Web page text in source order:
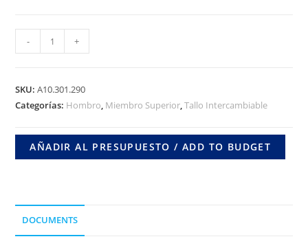
INTERCAMBIABLE
12
MM.
MM.
-
PB
- +
SKU:A10.301.290
Categorías: Hombro, Miembro Superior,Tallo Intercambiable
AÑADIR AL PRESUPUESTO / ADD TO BUDGET
DOCUMENTS